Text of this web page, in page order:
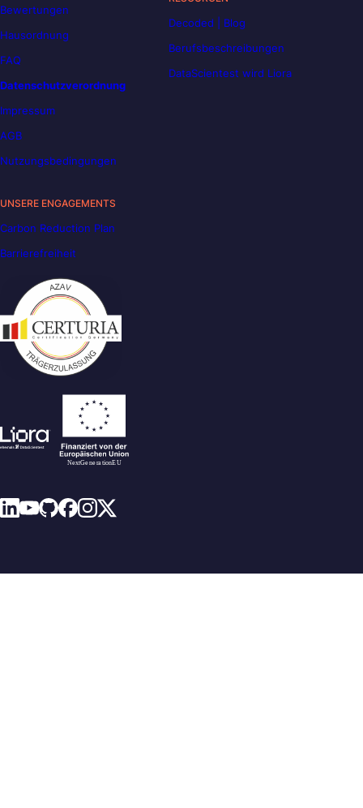
Bewertungen
Hausordnung
FAQ
Datenschutzverordnung
Impressum
AGB
Nutzungsbedingungen
Decoded | Blog
Berufsbeschreibungen
DataScientest wird Liora
UNSERE ENGAGEMENTS
Carbon Reduction Plan
Barrierefreiheit